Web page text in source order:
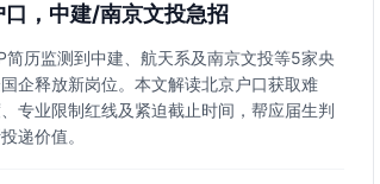
口，中建/南京文投急招
简历监测到中建、航天系及南京文投等5家央
企释放新岗位。本文解读北京户口获取难
、专业限制红线及紧迫截止时间，帮应届生判
递价值。